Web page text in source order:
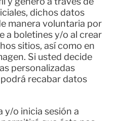
dichos datos
manera voluntaria por
a boletines y/o al crear
sitios, así como en
Si usted decide
personalizadas
recabar datos
y/o inicia sesión a